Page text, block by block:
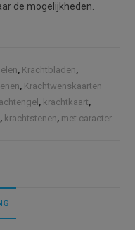
de mogelijkheden.
, Krachtbladen,
, Krachtwenskaarten
, krachtkaart,
, krachtstenen, met caracter